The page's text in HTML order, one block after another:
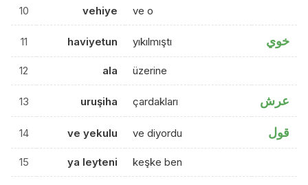
10 vehiye ve o
11 haviyetun yıkılmıştı خوي
12 ala üzerine
13 uruşiha çardakları عرش
14 ve yekulu ve diyordu قول
15 ya leyteni keşke ben